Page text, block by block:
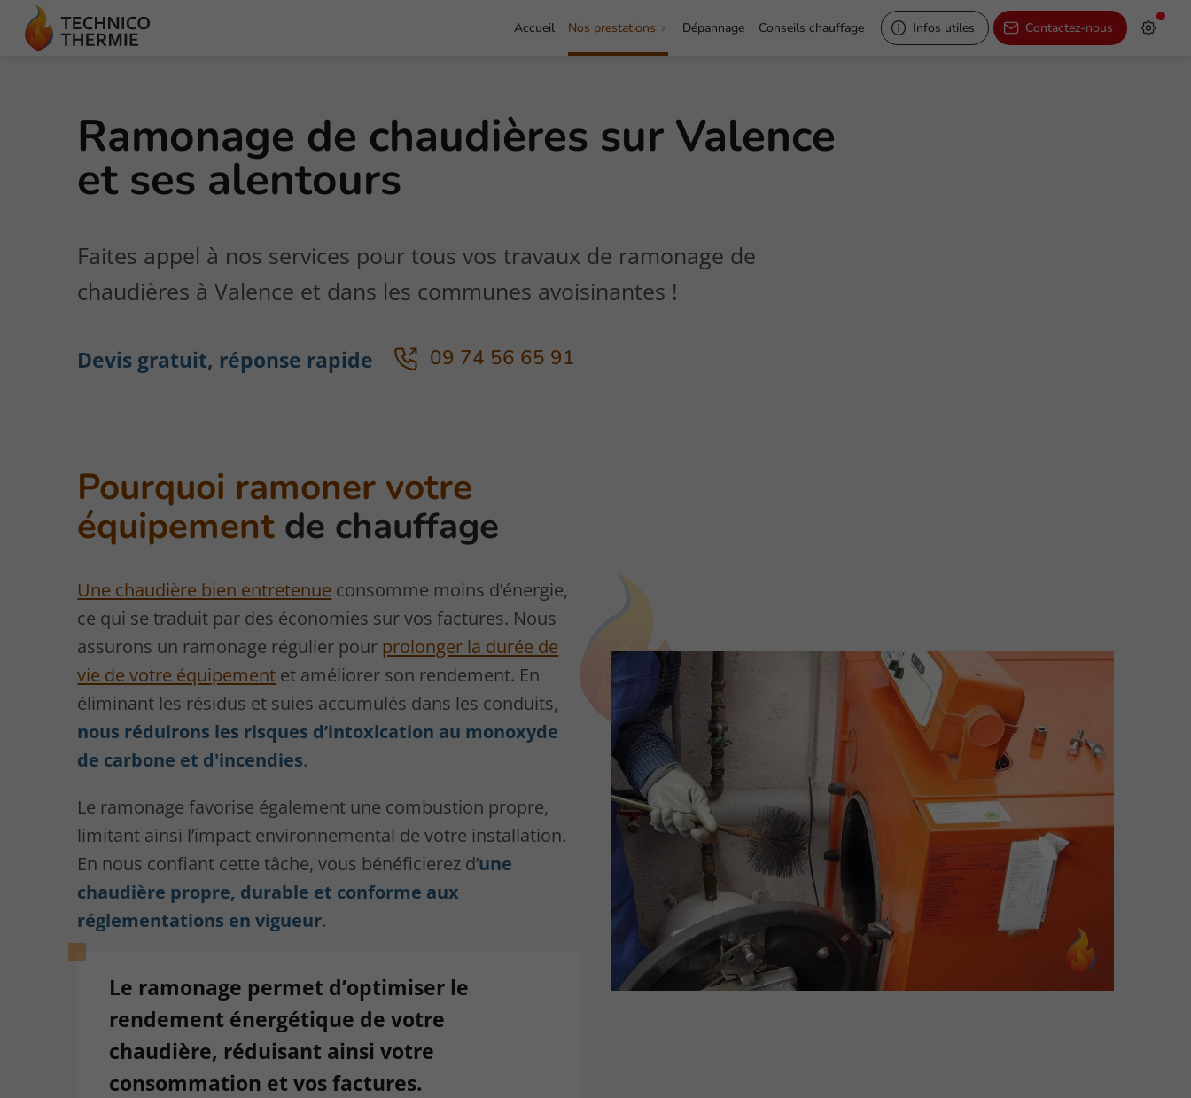
Accueil Nos prestations Dépannage Conseils chauffage Infos utiles Contactez-nous
Ramonage de chaudières sur Valence
et ses alentours
Faites appel à nos services pour tous vos travaux de ramonage de
chaudières à Valence et dans les communes avoisinantes !
Devis gratuit, réponse rapide 09 74 56 65 91
Pourquoi ramoner votre
équipement de chauffage
Une chaudière bien entretenue consomme moins d’énergie,
ce qui se traduit par des économies sur vos factures. Nous
assurons un ramonage régulier pour prolonger la durée de
vie de votre équipement et améliorer son rendement. En
éliminant les résidus et suies accumulés dans les conduits,
nous réduirons les risques d’intoxication au monoxyde
de carbone et d'incendies.
Le ramonage favorise également une combustion propre,
limitant ainsi l’impact environnemental de votre installation.
En nous confiant cette tâche, vous bénéficierez d’une
chaudière propre, durable et conforme aux
réglementations en vigueur.
Le ramonage permet d’optimiser le
rendement énergétique de votre
chaudière, réduisant ainsi votre
consommation et vos factures.